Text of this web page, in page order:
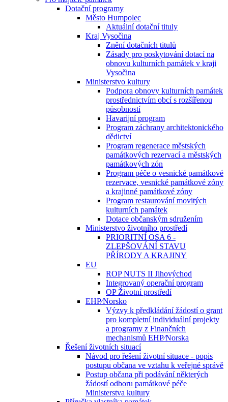
Dotační programy
Město Humpolec
Aktuální dotační tituly
Kraj Vysočina
Znění dotačních titulů
Zásady pro poskytování dotací na
obnovu kulturních památek v kraji
Vysočina
Ministerstvo kultury
Podpora obnovy kulturních památek
prostřednictvím obcí s rozšířenou
působností
Havarijní program
Program záchrany architektonického
dědictví
Program regenerace městských
památkových rezervací a městských
památkových zón
Program péče o vesnické památkové
rezervace, vesnické památkové zóny
a krajinné památkové zóny
Program restaurování movitých
kulturních památek
Dotace občanským sdružením
Ministerstvo životního prostředí
PRIORITNÍ OSA 6 -
ZLEPŠOVÁNÍ STAVU
PŘÍRODY A KRAJINY
EU
ROP NUTS II Jihovýchod
Integrovaný operační program
OP Životní prostředí
EHP⁄Norsko
Výzvy k předkládání žádostí o grant
pro kompletní individuální projekty
a programy z Finančních
mechanismů EHP⁄Norska
Řešení životních situací
Návod pro řešení životní situace - popis
postupu občana ve vztahu k veřejné správě
Postup občana při podávání některých
žádostí odboru památkové péče
Ministerstva kultury